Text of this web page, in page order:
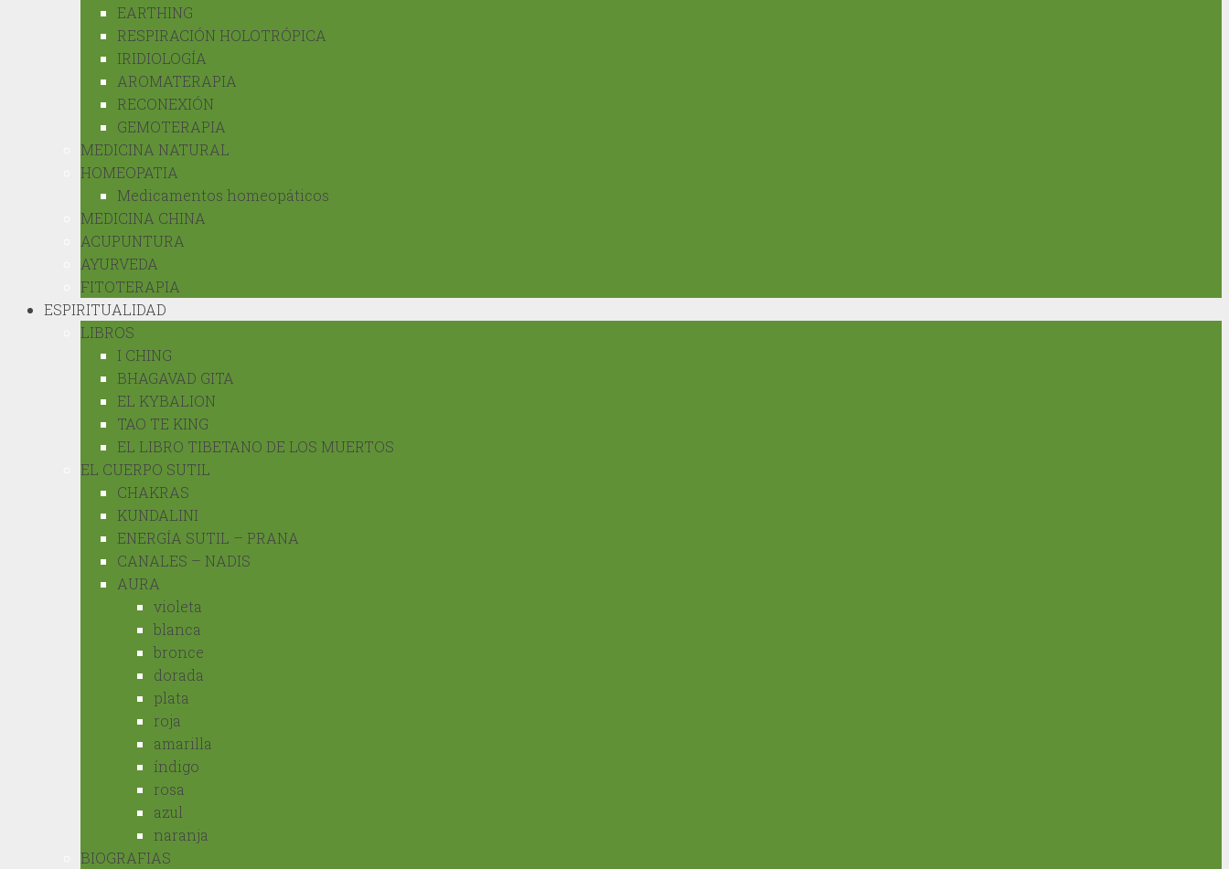
EARTHING
RESPIRACIÓN HOLOTRÓPICA
IRIDIOLOGÍA
AROMATERAPIA
RECONEXIÓN
GEMOTERAPIA
MEDICINA NATURAL
HOMEOPATIA
Medicamentos homeopáticos
MEDICINA CHINA
ACUPUNTURA
AYURVEDA
FITOTERAPIA
ESPIRITUALIDAD
LIBROS
I CHING
BHAGAVAD GITA
EL KYBALION
TAO TE KING
EL LIBRO TIBETANO DE LOS MUERTOS
EL CUERPO SUTIL
CHAKRAS
KUNDALINI
ENERGÍA SUTIL – PRANA
CANALES – NADIS
AURA
violeta
blanca
bronce
dorada
plata
roja
amarilla
índigo
rosa
azul
naranja
BIOGRAFIAS